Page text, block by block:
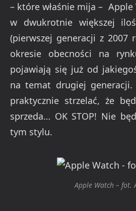
– które właśnie mija – Apple
w dwukrotnie większej
(pierwszej generacji z 2007
okresie obecności na
pojawiają się już od
na temat drugiej
praktycznie strzelać, że
sprzeda… OK STOP! Nie
tym stylu.
Apple Watch – fot.